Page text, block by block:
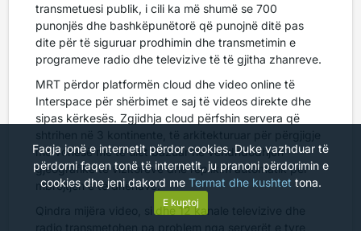
transmetuesi publik, i cili ka më shumë se 700
punonjës dhe bashkëpunëtorë që punojnë ditë pas
dite për të siguruar prodhimin dhe transmetimin e
programeve radio dhe televizive të të gjitha zhanreve.
MRT përdor platformën cloud dhe video online të
Interspace për shërbimet e saj të videos direkte dhe
sipas kërkesës. Zgjidhja cloud përfshin servera që
me vonesë më të ulët bazuar në vendndodhjen
gjeografike të vizitorëve dhe replikim automatik për
mbrojtjen e të dhënave.
Qindra mijëra video, si dhe 12 kanale televizive dhe
Faqja jonë e internetit përdor cookies. Duke vazhduar të
përdorni faqen tonë të internetit, ju pranoni përdorimin e
cookies dhe jeni dakord me Termat dhe kushtet tona.
E kuptoj